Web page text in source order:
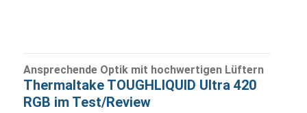
Ansprechende Optik mit hochwertigen Lüftern
Thermaltake TOUGHLIQUID Ultra 420
RGB im Test/Review